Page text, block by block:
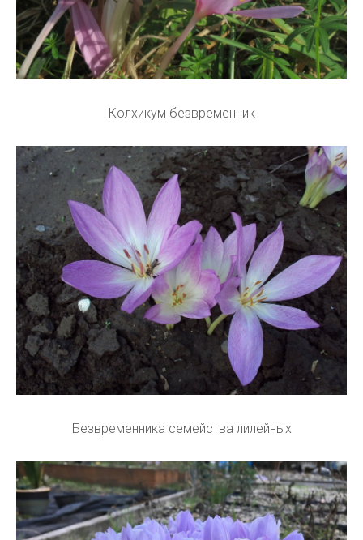
Колхикум безвременник
Безвременника семейства лилейных